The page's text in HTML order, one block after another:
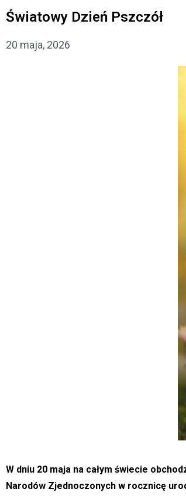
Światowy Dzień Pszczół
20 maja, 2026
W dniu 20 maja na całym świecie
Narodów Zjednoczonych w rocznicę